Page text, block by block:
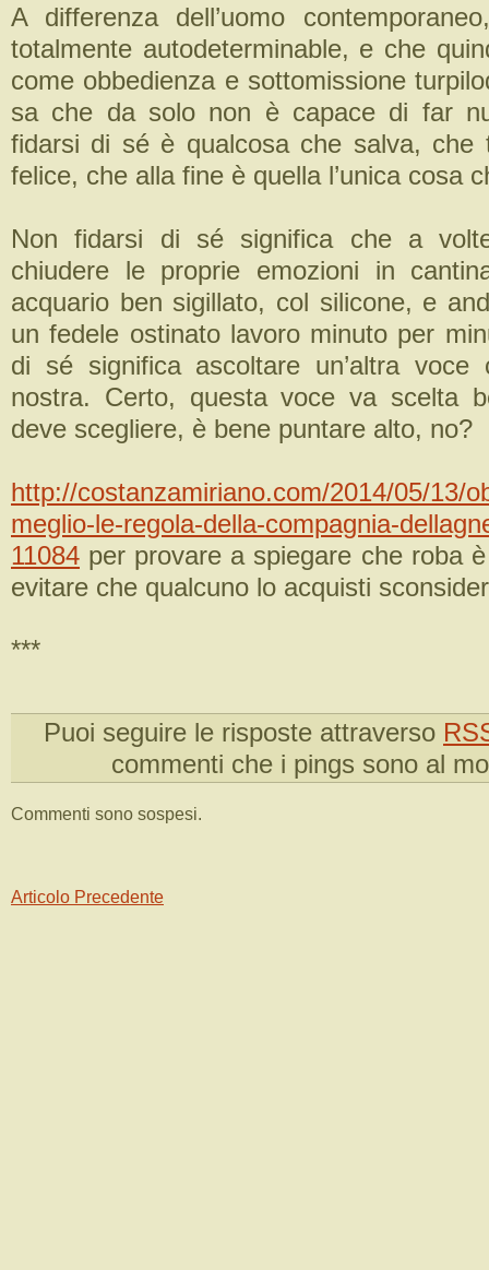
A differenza dell’uomo
totalmente autodeterminable, e che
come obbedienza e sottomissione
sa che da solo non è capace di far
fidarsi di sé è qualcosa che salva, che
felice, che alla fine è quella l’unica cosa
Non fidarsi di sé significa che a
chiudere le proprie emozioni in
acquario ben sigillato, col silicone, e
un fedele ostinato lavoro minuto per
di sé significa ascoltare un’altra
nostra. Certo, questa voce va scelta
deve scegliere, è bene puntare alto, no?
http://costanzamiriano.com/2014/05/13/
meglio-le-regola-della-compagnia-
11084 per provare a spiegare che roba
evitare che qualcuno lo acquisti
***
Puoi seguire le risposte attraverso
commenti che i pings sono al
Commenti sono sospesi.
Articolo Precedente